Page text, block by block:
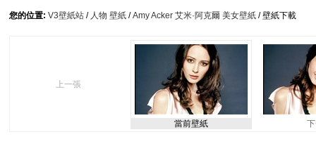
您的位置: V3壁紙站 / 人物 壁紙 /Amy Acker 艾米·阿克爾 美女壁紙 / 壁紙下載
上一張
當前壁紙